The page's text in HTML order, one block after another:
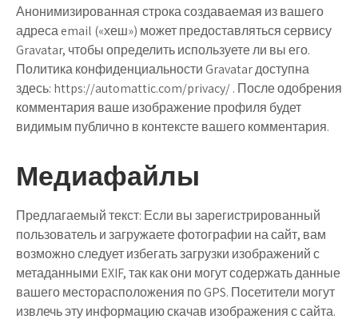
Анонимизированная строка создаваемая из вашего
адреса email («хеш») может предоставляться сервису
Gravatar, чтобы определить используете ли вы его.
Политика конфиденциальности Gravatar доступна
здесь: https://automattic.com/privacy/ . После одобрения
комментария ваше изображение профиля будет
видимым публично в контексте вашего комментария.
Медиафайлы
Предлагаемый текст: Если вы зарегистрированный
пользователь и загружаете фотографии на сайт, вам
возможно следует избегать загрузки изображений с
метаданными EXIF, так как они могут содержать данные
вашего месторасположения по GPS. Посетители могут
извлечь эту информацию скачав изображения с сайта.